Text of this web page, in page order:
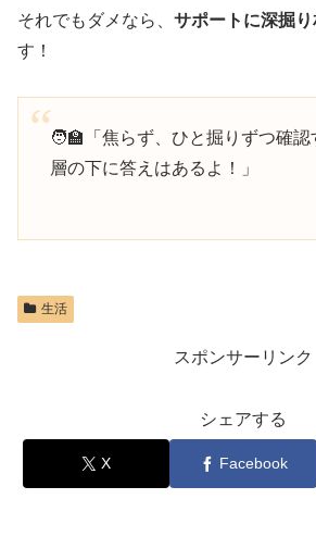
それでもダメなら、 サポートに深掘
す！
🧑‍🏫「焦らず、ひと掘りずつ確
層の下に答えはあるよ！」
生活
スポンサーリンク
シェアする
X Facebook